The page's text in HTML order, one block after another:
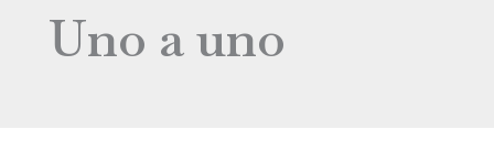
Uno a uno